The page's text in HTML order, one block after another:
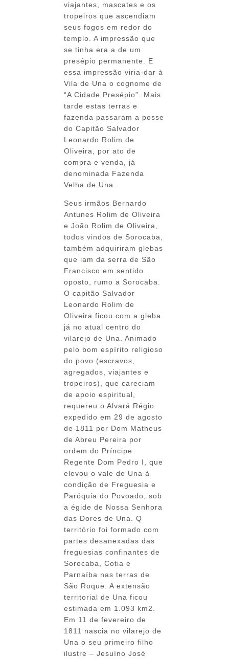
viajantes, mascates e os
tropeiros que ascendiam
seus fogos em redor do
templo. A impressão que
se tinha era a de um
presépio permanente. E
essa impressão viria-dar à
Vila de Una o cognome de
“A Cidade Presépio”. Mais
tarde estas terras e
fazenda passaram a posse
do Capitão Salvador
Leonardo Rolim de
Oliveira, por ato de
compra e venda, já
denominada Fazenda
Velha de Una.
Seus irmãos Bernardo
Antunes Rolim de Oliveira
e João Rolim de Oliveira,
todos vindos de Sorocaba,
também adquiriram glebas
que iam da serra de São
Francisco em sentido
oposto, rumo a Sorocaba.
O capitão Salvador
Leonardo Rolim de
Oliveira ficou com a gleba
já no atual centro do
vilarejo de Una. Animado
pelo bom espírito religioso
do povo (escravos,
agregados, viajantes e
tropeiros), que careciam
de apoio espiritual,
requereu o Alvará Régio
expedido em 29 de agosto
de 1811 por Dom Matheus
de Abreu Pereira por
ordem do Príncipe
Regente Dom Pedro I, que
elevou o vale de Una à
condição de Freguesia e
Paróquia do Povoado, sob
a égide de Nossa Senhora
das Dores de Una. Q
território foi formado com
partes desanexadas das
freguesias confinantes de
Sorocaba, Cotia e
Parnaíba nas terras de
São Roque. A extensão
territorial de Una ficou
estimada em 1.093 km2.
Em 11 de fevereiro de
1811 nascia no vilarejo de
Una o seu primeiro filho
ilustre – Jesuíno José